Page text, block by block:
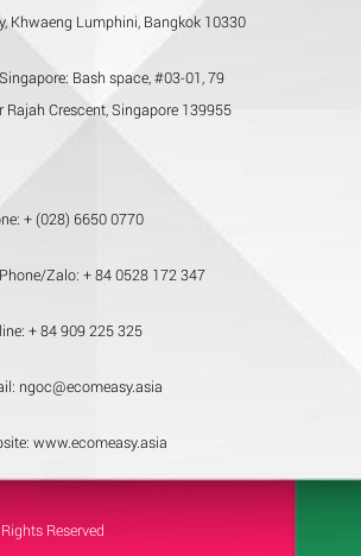
Khwaeng Lumphini, Bangkok 10330
Bash space, #03-01, 79
Rajah Crescent, Singapore 139955
+ (028) 6650 0770
Zalo: + 84 0528 172 347
+ 84 909 225 325
ngoc@ecomeasy.asia
www.ecomeasy.asia
Reserved